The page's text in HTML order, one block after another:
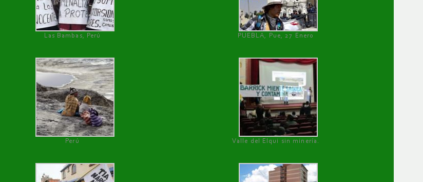
Las Bambas, Perú PUEBLA, Pue, 27 Enero
Perú Valle del Elqui sin minería.